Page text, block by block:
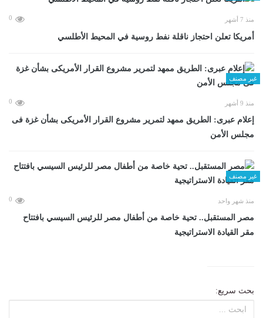
منذ 7 أشهر 0
أمريكا تعلن احتجاز ناقلة نفط روسية في المحيط الأطلسي
غير مصنف
منذ 9 أشهر 0
إعلام عبرى: الطريق ممهد لتمرير مشروع القرار الأمريكى بشأن غزة فى
مجلس الأمن
غير مصنف
منذ شهر واحد 0
مصر المستقبل.. تحية خاصة من أطفال مصر للرئيس السيسي بافتتاح
مقر القيادة الاستراتيجية
بحث سريع: